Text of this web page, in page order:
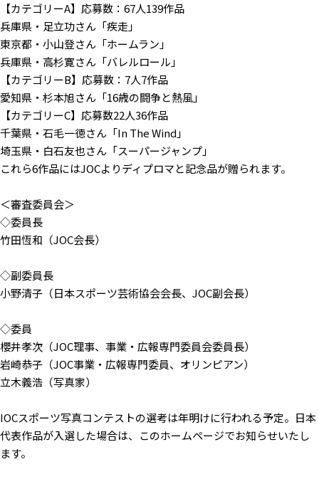
【カテゴリーA】応募数：67人139作品
兵庫県・足立功さん「疾走」
東京都・小山登さん「ホームラン」
兵庫県・高杉寛さん「バレルロール」
【カテゴリーB】応募数：7人7作品
愛知県・杉本旭さん「16歳の闘争と熱風」
【カテゴリーC】応募数22人36作品
千葉県・石毛一徳さん「In The Wind」
埼玉県・白石友也さん「スーパージャンプ」
これら6作品にはJOCよりディプロマと記念品が贈られます。
＜審査委員会＞
◇委員長
竹田恆和（JOC会長）
◇副委員長
小野清子（日本スポーツ芸術協会会長、JOC副会長）
◇委員
櫻井孝次（JOC理事、事業・広報専門委員会委員長）
岩崎恭子（JOC事業・広報専門委員、オリンピアン）
立木義浩（写真家）
IOCスポーツ写真コンテストの選考は年明けに行われる予定。日本
代表作品が入選した場合は、このホームページでお知らせいたし
ます。